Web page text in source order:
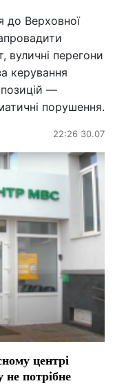
до Верховної
вуличні перегони
керування
—
порушення.
22:26 30.07
центрі
потрібне